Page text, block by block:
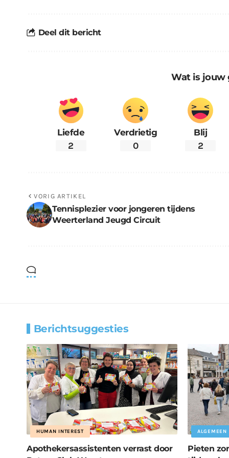
Deel dit bericht
Wat is jouw
Liefde
2
Verdrietig
0
Blij
2
VORIG ARTIKEL
Tennisplezier voor jongeren tijdens
Weerterland Jeugd Circuit
Berichtsuggesties
HUMAN INTEREST
Apothekersassistenten verrast door
ALGEMEEN
Pieten